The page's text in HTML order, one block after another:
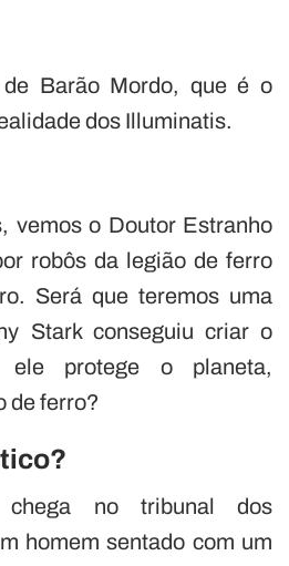
Barão Mordo, que é o
dos Illuminatis.
vemos o Doutor Estranho
robôs da legião de ferro
Será que teremos uma
Stark conseguiu criar o
protege o planeta,
de ferro?
chega no tribunal dos
homem sentado com um